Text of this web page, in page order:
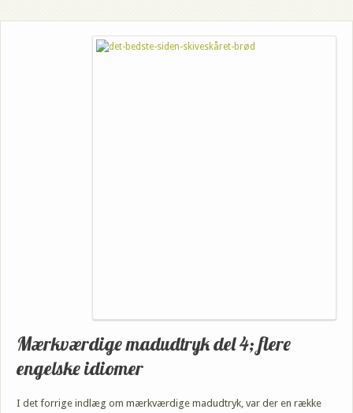
Mærkværdige madudtryk del 4; flere
engelske idiomer
I det forrige indlæg om mærkværdige madudtryk, var der en række